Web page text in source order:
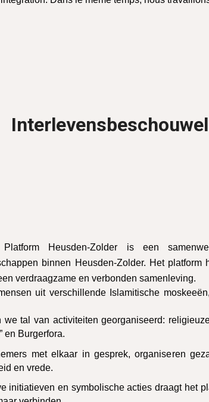
Platform Heusden-Zolder is een
binnen Heusden-Zolder. Het
verdraagzame en verbonden samenleving.
uit verschillende Islamitische
tal van activiteiten georganiseerd:
en Burgerfora.
met elkaar in gesprek, organiseren
en vrede.
initiatieven en symbolische acties draagt het